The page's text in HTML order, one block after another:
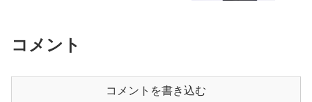
コメント
コメントを書き込む